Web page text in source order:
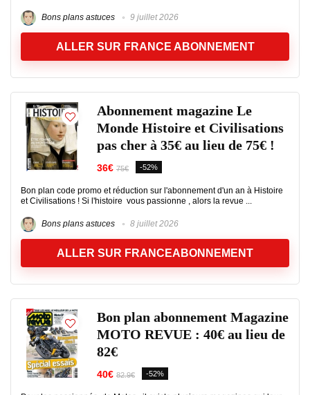
Bons plans astuces 9 juillet 2026
ALLER SUR FRANCE ABONNEMENT
Abonnement magazine Le
Monde Histoire et Civilisations
pas cher à 35€ au lieu de 75€ !
36€ 75€ -52%
Bon plan code promo et réduction sur l'abonnement d'un an à Histoire
et Civilisations ! Si l'histoire vous passionne , alors la revue ...
Bons plans astuces 8 juillet 2026
ALLER SUR FRANCEABONNEMENT
Bon plan abonnement Magazine
MOTO REVUE : 40€ au lieu de
82€
40€ 82.9€ -52%